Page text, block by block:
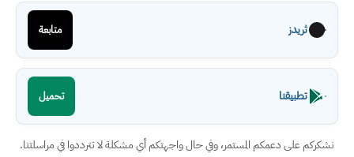
ثريدز متابعة
تطبيقنا تحميل
نشكركم على دعمكم المستمر، وفي حال واجهتكم أي مشكلة لا تترددوا في مراسلتنا.